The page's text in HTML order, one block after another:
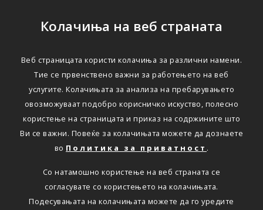
Колачиња на веб страната
Веб страницата користи колачиња за различни намени.
Тие се првенствено важни за работењето на веб
услугите. Колачињата за анализа на пребарувањето
овозможуваат подобро корисничко искуство, полесно
користење на страницата и приказ на содржините што
Ви се важни. Повеќе за колачињата можете да дознаете
во Политика за приватност .
Со натамошно користење на веб страната се
согласувате со користењето на колачињата.
Подесувањата на колачињата можете да го уредите